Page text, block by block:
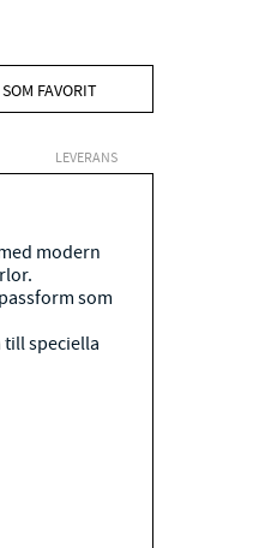
FAVORIT
LEVERANS
modern
som
till speciella